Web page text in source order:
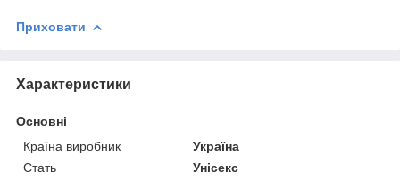
Приховати
Характеристики
Основні
Країна виробник
Україна
Стать
Унісекс